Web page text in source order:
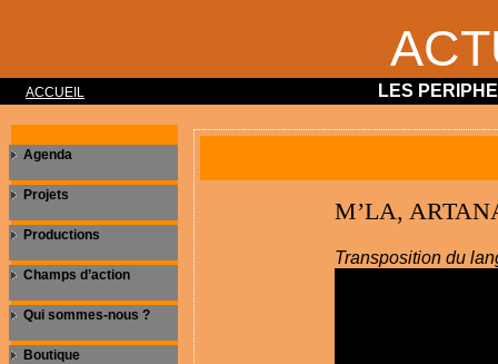
ACCUEIL LES
M’LA,
Transposition du
Agenda
Projets
Productions
Champs d’action
Qui sommes-nous ?
Boutique